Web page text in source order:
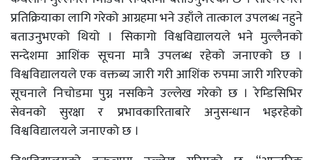
प्रतिक्रियाका लागि गरेको आग्रहमा भने उहाँले तात्काल उपलब्ध नहुने
बताउनुभएको थियो । सिकागो विश्वविद्यालयले भने मुल्लैनको
सन्देशमा आशिंक सूचना मात्रै उपलब्ध रहेको जनाएको छ ।
विश्वविद्यालयले एक वक्तब्य जारी गरी आशिंक रुपमा जारी गरिएको
सूचनाले निचोडमा पुग्न नसकिने उल्लेख गरेको छ । रेम्डिसिभिर
सेवनको सुरक्षा र प्रभावकारिताबारे अनुसन्धान भइरहेको
विश्वविद्यालयले जनाएको छ ।